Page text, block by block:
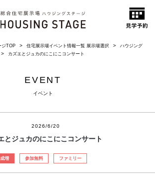
ジTOP 住宅展示場イベント情報一覧 展示場選択
ハウジング
カズエとジュカのにこにこコンサート
EVENT
イベント
2026/6/20
とジュカのにこにこコンサート
成増 参加無料 ファミリー